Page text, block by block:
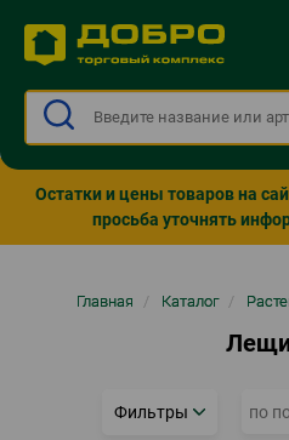
Остатки и цены товаров на
просьба уточнять
СтрокаГлавная / Каталог /
Фильтры